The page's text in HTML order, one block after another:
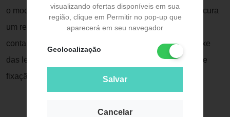
visualizando ofertas disponíveis em sua
região, clique em Permitir no pop-up que
aparecerá em seu navegador
Geolocalização
Salvar
Cancelar
o modelo swap 2 é um unissex perfeito para quem procura
um receituário redondo.
conta ainda com toda a comodidade de um fácil encaixe
das lentes solares polarizadas, graças a um sistema de
fixação de clip-on por imãs.